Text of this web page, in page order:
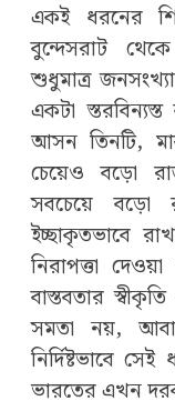
একই ধরনের
বুন্দেসরাট
শুধুমাত্র
একটা
আসন তিনটি,
চেয়েও বড়ো
সবচেয়ে বড়ো
ইচ্ছাকৃতভাবে
নিরাপত্তা
বাস্তবতার
সমতা নয়,
নির্দিষ্টভাবে
ভারতের এখন